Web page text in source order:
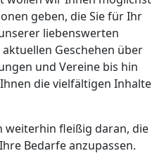
geben, die Sie für Ihr
liebenswerten
Geschehen über
und Vereine bis hin
die vielfältigen Inhalte
weiterhin fleißig daran, die
Bedarfe anzupassen.